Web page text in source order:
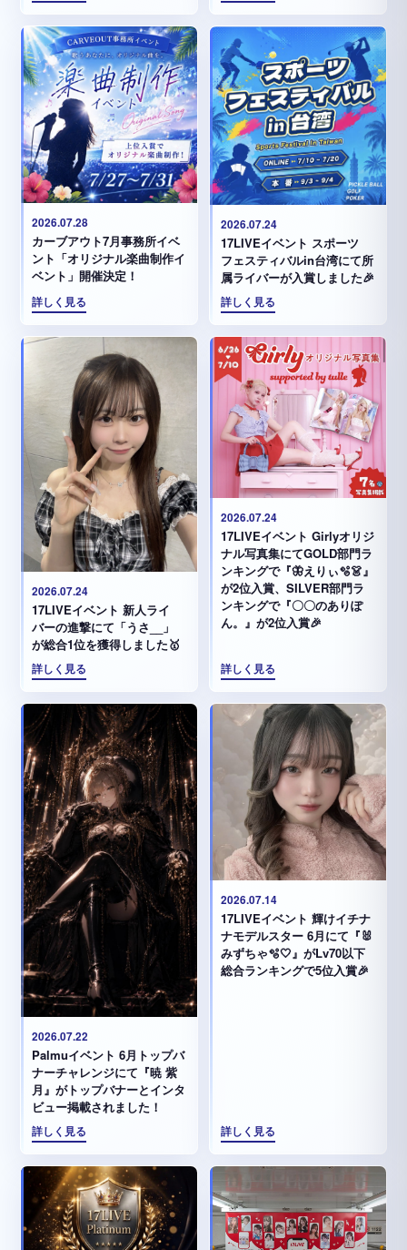
2026.07.28
カーブアウト7月事務所イベ
ント「オリジナル楽曲制作イ
ベント」開催決定！
詳しく見る
2026.07.24
17LIVEイベント スポーツ
フェスティバルin台湾にて所
属ライバーが入賞しました🎉
詳しく見る
2026.07.24
17LIVEイベント 新人ライ
バーの進撃にて「うさ__」
が総合1位を獲得しました🥇
詳しく見る
2026.07.24
17LIVEイベント Girlyオリジ
ナル写真集にてGOLD部門ラ
ンキングで『🦋えりぃ🫧👗』
が2位入賞、SILVER部門ラ
ンキングで『〇〇のありぽ
ん。』が2位入賞🎉
詳しく見る
2026.07.22
Palmuイベント 6月トップバ
ナーチャレンジにて『暁 紫
月』がトップバナーとインタ
ビュー掲載されました！
詳しく見る
2026.07.14
17LIVEイベント 輝けイチナ
ナモデルスター 6月にて『🐰
みずちゃ️🫧🤍』がLv70以下
総合ランキングで5位入賞🎉
詳しく見る